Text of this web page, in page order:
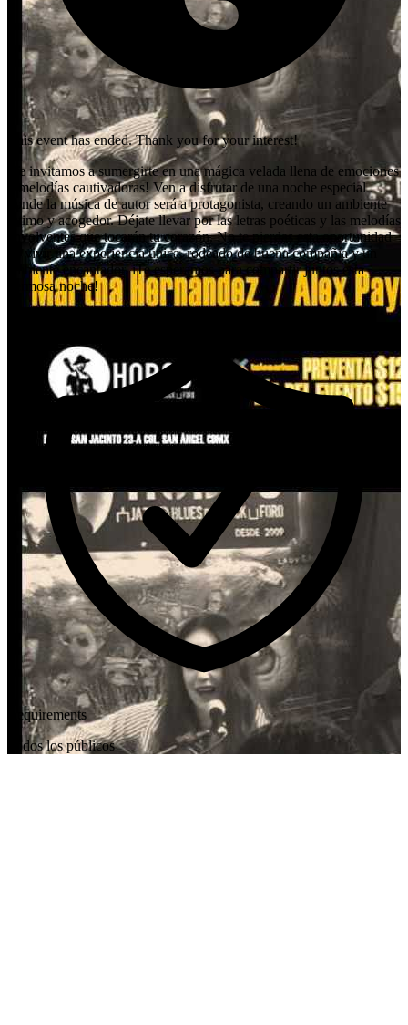
This event has ended. Thank you for your interest!
iTe invitamos a sumergirte en una mágica velada llena de emociones
y melodías cautivadoras! Ven a disfrutar de una noche especial
donde la música de autor será a protagonista, creando un ambiente
íntimo y acogedor. Déjate llevar por las letras poéticas y las melodías
envolventes que tocarán tu corazón. No te pierdas esta oportunidad
de vivir una experiencia única, rodeado de buena compañía y un
ambiente encantador. iTe esperamos para compartir juntos esta
hermosa noche!
Requirements
Todos los públicos